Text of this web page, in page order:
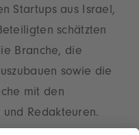
Startups aus Israel,
schätzten
Branche, die
sowie die
mit den
Redakteuren.